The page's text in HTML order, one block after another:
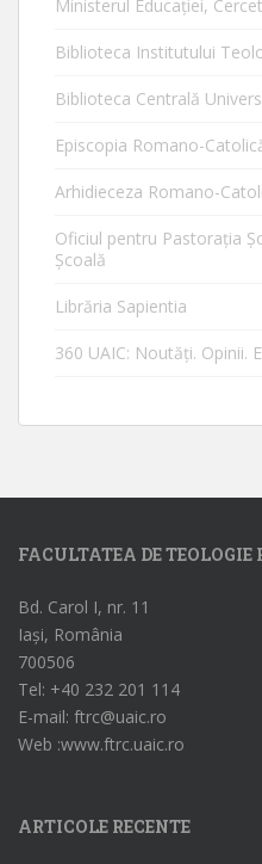
Ministerul Educaţiei,
Biblioteca Institutului
Biblioteca Centrală
Episcopia Romano-
Arhidieceza Romano-
Oficiul pentru Pastorația
Școală
Librăria Sapientia
360 UAIC: Noutăţi. Opinii.
FACULTATEA DE
Bd. Carol I, nr. 11
Iași, România
700506
Tel: +40 232 201 114
E-mail: ftrc@uaic.ro
Web :www.ftrc.uaic.ro
ARTICOLE RECENTE